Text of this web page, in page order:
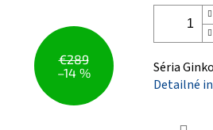
€289
–14 %
Séria
Detailné